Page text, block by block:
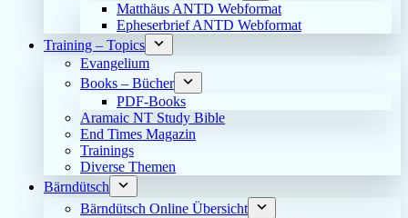
Matthäus ANTD Webformat
Epheserbrief ANTD Webformat
Training – Topics
Evangelium
Books – Bücher
PDF-Books
Aramaic NT Study Bible
End Times Magazin
Trainings
Diverse Themen
Bärndütsch
Bärndütsch Online Übersicht